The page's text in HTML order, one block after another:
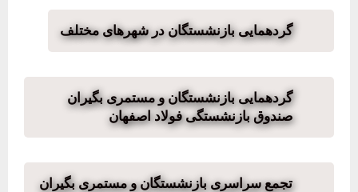
گردهمایی بازنشستگان در شهرهای مختلف
گردهمایی بازنشستگان و مستمری بگیران
صندوق بازنشستگی فولاد اصفهان
تجمع سراسری بازنشستگان و مستمری بگیران